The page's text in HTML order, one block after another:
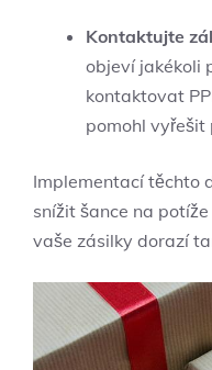
Kontaktujte
objeví jakékoli
kontaktovat
pomohl vyřešit
Implementací těchto
snížit šance na
vaše zásilky dorazí